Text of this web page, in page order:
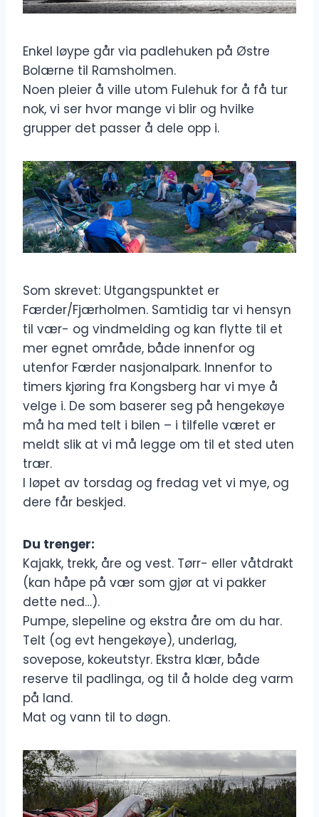
Enkel løype går via padlehuken på Østre
Bolærne til Ramsholmen.
Noen pleier å ville utom Fulehuk for å få tur
nok, vi ser hvor mange vi blir og hvilke
grupper det passer å dele opp i.
Som skrevet: Utgangspunktet er
Færder/Fjærholmen. Samtidig tar vi hensyn
til vær- og vindmelding og kan flytte til et
mer egnet område, både innenfor og
utenfor Færder nasjonalpark. Innenfor to
timers kjøring fra Kongsberg har vi mye å
velge i. De som baserer seg på hengekøye
må ha med telt i bilen – i tilfelle været er
meldt slik at vi må legge om til et sted uten
trær.
I løpet av torsdag og fredag vet vi mye, og
dere får beskjed.
Du trenger:
Kajakk, trekk, åre og vest. Tørr- eller våtdrakt
(kan håpe på vær som gjør at vi pakker
dette ned…).
Pumpe, slepeline og ekstra åre om du har.
Telt (og evt hengekøye), underlag,
sovepose, kokeutstyr. Ekstra klær, både
reserve til padlinga, og til å holde deg varm
på land.
Mat og vann til to døgn.